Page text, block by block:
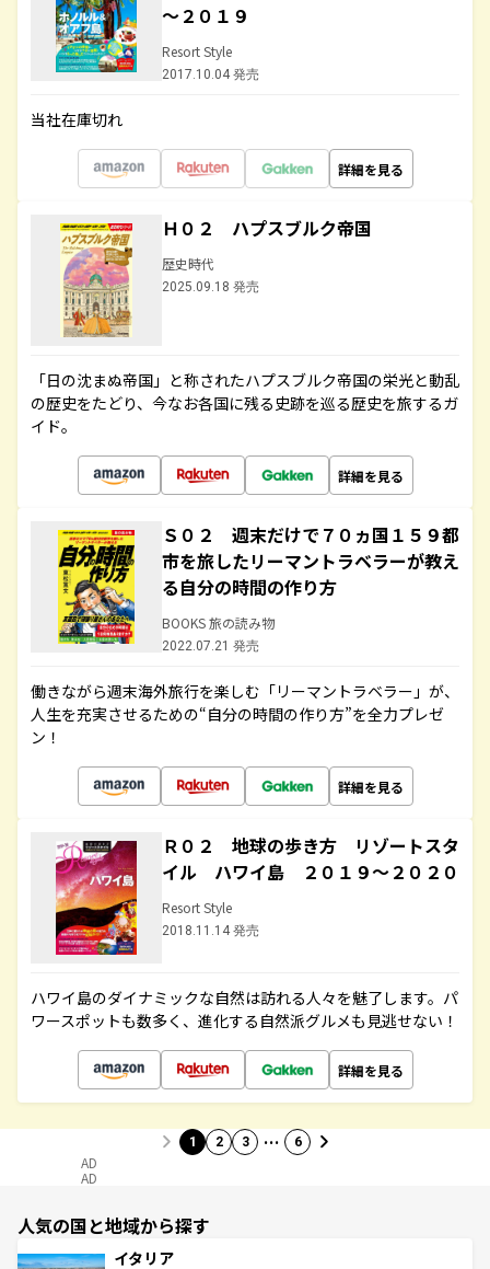
～２０１９
Resort Style
2017.10.04 発売
当社在庫切れ
詳細を見る
Ｈ０２ ハプスブルク帝国
歴史時代
2025.09.18 発売
「日の沈まぬ帝国」と称されたハプスブルク帝国の栄光と動乱
の歴史をたどり、今なお各国に残る史跡を巡る歴史を旅するガ
イド。
詳細を見る
Ｓ０２ 週末だけで７０ヵ国１５９都
市を旅したリーマントラベラーが教え
る自分の時間の作り方
BOOKS 旅の読み物
2022.07.21 発売
働きながら週末海外旅行を楽しむ「リーマントラベラー」が、
人生を充実させるための“自分の時間の作り方”を全力プレゼ
ン！
詳細を見る
Ｒ０２ 地球の歩き方 リゾートスタ
イル ハワイ島 ２０１９～２０２０
Resort Style
2018.11.14 発売
ハワイ島のダイナミックな自然は訪れる人々を魅了します。パ
ワースポットも数多く、進化する自然派グルメも見逃せない！
詳細を見る
1 2 3 … 6
AD
AD
人気の国と地域から探す
イタリア